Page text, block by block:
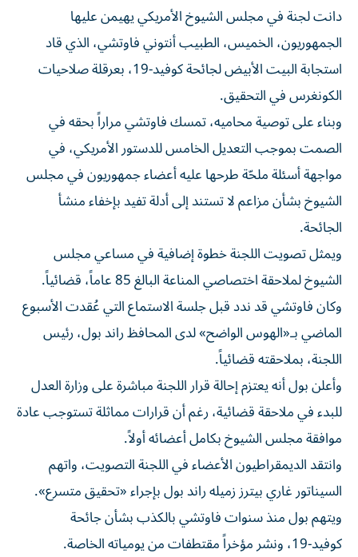
دانت لجنة في مجلس الشيوخ الأمريكي يهيمن عليها
الجمهوريون، الخميس، الطبيب أنتوني فاوتشي، الذي قاد
استجابة البيت الأبيض لجائحة كوفيد-19، بعرقلة صلاحيات
الكونغرس في التحقيق.
وبناء على توصية محاميه، تمسك فاوتشي مراراً بحقه في
الصمت بموجب التعديل الخامس للدستور الأمريكي، في
مواجهة أسئلة ملحّة طرحها عليه أعضاء جمهوريون في مجلس
الشيوخ بشأن مزاعم لا تستند إلى أدلة تفيد بإخفاء منشأ
الجائحة.
ويمثل تصويت اللجنة خطوة إضافية في مساعي مجلس
الشيوخ لملاحقة اختصاصي المناعة البالغ 85 عاماً، قضائياً.
وكان فاوتشي قد ندد قبل جلسة الاستماع التي عُقدت الأسبوع
الماضي بـ«الهوس الواضح» لدى المحافظ راند بول، رئيس
اللجنة، بملاحقته قضائياً.
وأعلن بول أنه يعتزم إحالة قرار اللجنة مباشرة على وزارة العدل
للبدء في ملاحقة قضائية، رغم أن قرارات مماثلة تستوجب عادة
موافقة مجلس الشيوخ بكامل أعضائه أولاً.
وانتقد الديمقراطيون الأعضاء في اللجنة التصويت، واتهم
السيناتور غاري بيترز زميله راند بول بإجراء «تحقيق متسرع».
ويتهم بول منذ سنوات فاوتشي بالكذب بشأن جائحة
كوفيد-19، ونشر مؤخراً مقتطفات من يومياته الخاصة.